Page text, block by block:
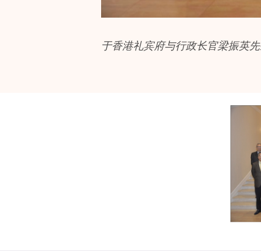
于香港礼宾府与行政长官梁振英